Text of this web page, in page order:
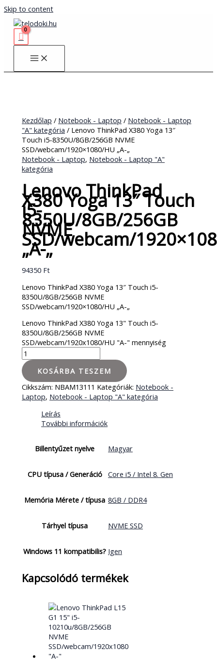
Skip to content
Kezdőlap / Notebook - Laptop / Notebook - Laptop
"A" kategória / Lenovo ThinkPad X380 Yoga 13″
Touch i5-8350U/8GB/256GB NVME
SSD/webcam/1920×1080/HU „A-„
Notebook - Laptop, Notebook - Laptop "A"
kategória
Lenovo ThinkPad
X380 Yoga 13″ Touch
i5-
8350U/8GB/256GB
NVME
SSD/webcam/
„A-„
94350 Ft
Lenovo ThinkPad X380 Yoga 13″ Touch i5-
8350U/8GB/256GB NVME
SSD/webcam/1920×1080/HU „A-„
Lenovo ThinkPad X380 Yoga 13" Touch i5-
8350U/8GB/256GB NVME
SSD/webcam/1920x1080/HU "A-" mennyiség
KOSÁRBA TESZEM
Cikkszám: NBAM13111 Kategóriák: Notebook -
Laptop, Notebook - Laptop "A" kategória
Leírás
További információk
Billentyűzet nyelve Magyar
CPU típusa / Generáció Core i5 / Intel 8. Gen
Memória Mérete / típusa 8GB / DDR4
Tárhyel típusa NVME SSD
Windows 11 kompatibilis? Igen
Kapcsolódó termékek